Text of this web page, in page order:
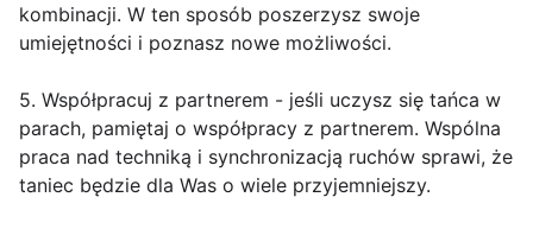
kombinacji. W ten sposób poszerzysz swoje
umiejętności i poznasz nowe możliwości.
5. Współpracuj z partnerem - jeśli uczysz się tańca w
parach, pamiętaj o współpracy z partnerem. Wspólna
praca nad techniką i synchronizacją ruchów sprawi, że
taniec będzie dla Was o wiele przyjemniejszy.